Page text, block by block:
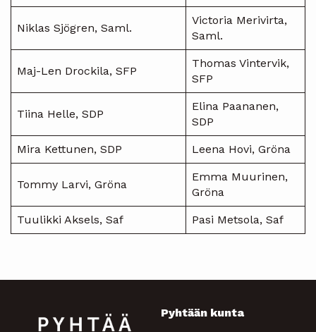
Niklas Sjögren, Saml.
Victoria Merivirta,
Saml.
Maj-Len Drockila, SFP
Thomas Vintervik,
SFP
Tiina Helle, SDP
Elina Paananen,
SDP
Mira Kettunen, SDP Leena Hovi, Gröna
Tommy Larvi, Gröna
Emma Muurinen,
Gröna
Tuulikki Aksels, Saf Pasi Metsola, Saf
Pyhtään kunta